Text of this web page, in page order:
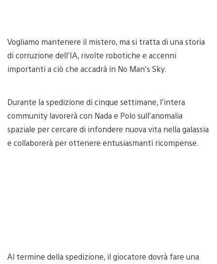
Vogliamo mantenere il mistero, ma si tratta di una storia
di corruzione dell’IA, rivolte robotiche e accenni
importanti a ciò che accadrà in No Man’s Sky.
Durante la spedizione di cinque settimane, l’intera
community lavorerà con Nada e Polo sull’anomalia
spaziale per cercare di infondere nuova vita nella galassia
e collaborerà per ottenere entusiasmanti ricompense.
Al termine della spedizione, il giocatore dovrà fare una